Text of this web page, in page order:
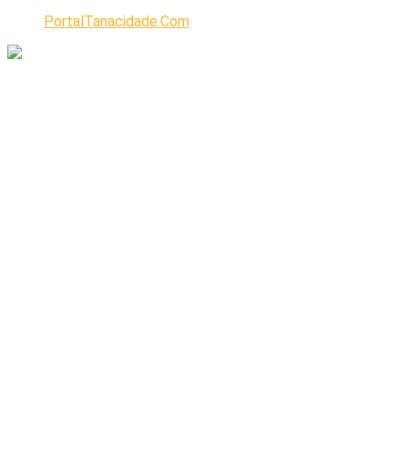
PortalTanacidade.Com